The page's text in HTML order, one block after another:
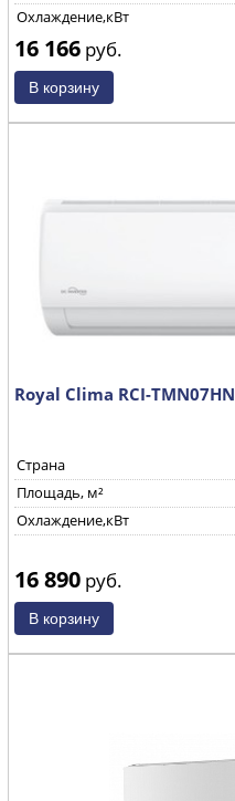
Охлаждение,кВт
16 166 руб.
Royal Clima RCI-TMN07HN
Страна
Площадь, м²
Охлаждение,кВт
16 890 руб.